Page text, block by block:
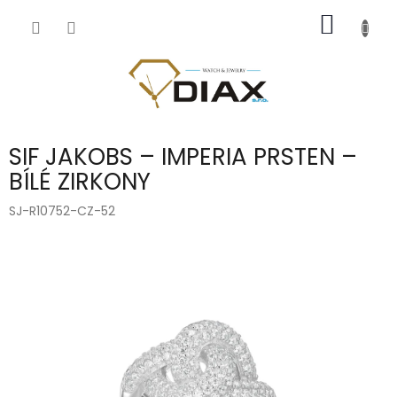
KOŠÍK
SIF JAKOBS – IMPERIA PRSTEN –
BÍLÉ ZIRKONY
SJ-R10752-CZ-52